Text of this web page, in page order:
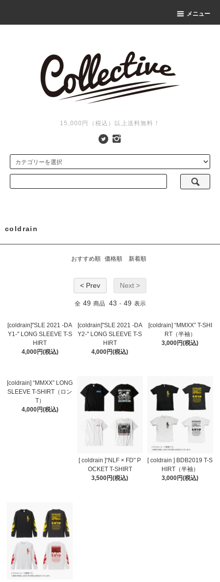
メニュー
15,000円（税込）以上送料無料！
coldrain
おすすめ順 価格順 新着順
< Prev Next >
全 49 商品 43 - 49 表示
[coldrain]"SLE 2021 -DA
Y1-" LONG SLEEVE T-S
HIRT
4,000円(税込)
[coldrain]"SLE 2021 -DA
Y2-" LONG SLEEVE T-S
HIRT
4,000円(税込)
[coldrain] “MMXX” T-SHI
RT（半袖）
3,000円(税込)
[coldrain] “MMXX” LONG
SLEEVE T-SHIRT（ロン
T）
4,000円(税込)
[ coldrain ]“NLF × FD" P
OCKET T-SHIRT
3,500円(税込)
[ coldrain ] BDB2019 T-S
HIRT（半袖）
3,000円(税込)